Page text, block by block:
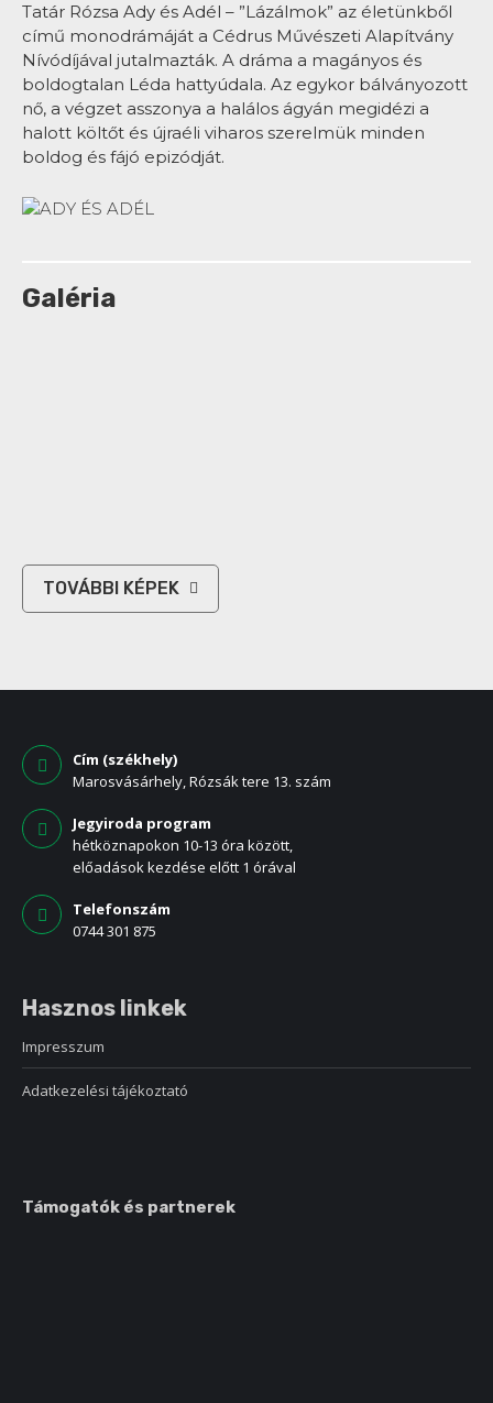
Tatár Rózsa Ady és Adél – ”Lázálmok” az életünkből
című monodrámáját a Cédrus Művészeti Alapítvány
Nívódíjával jutalmazták. A dráma a magányos és
boldogtalan Léda hattyúdala. Az egykor bálványozott
nő, a végzet asszonya a halálos ágyán megidézi a
halott költőt és újraéli viharos szerelmük minden
boldog és fájó epizódját.
Galéria
TOVÁBBI KÉPEK
Cím (székhely)
Marosvásárhely, Rózsák tere 13. szám
Jegyiroda program
hétköznapokon 10-13 óra között,
előadások kezdése előtt 1 órával
Telefonszám
0744 301 875
Hasznos linkek
Impresszum
Adatkezelési tájékoztató
Támogatók és partnerek